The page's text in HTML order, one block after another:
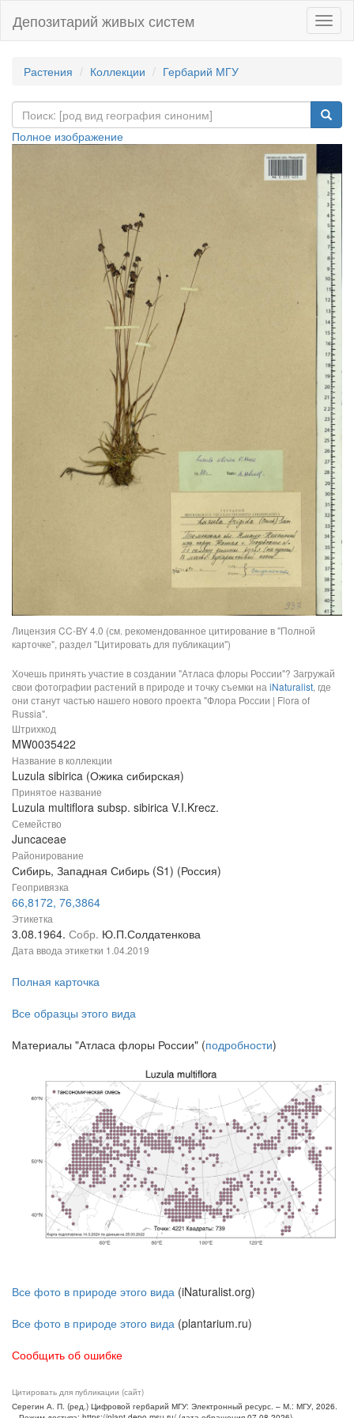
Депозитарий живых систем
Растения Коллекции Гербарий МГУ
Полное изображение
Лицензия CC-BY 4.0 (см. рекомендованное цитирование в "Полной
карточке", раздел "Цитировать для публикации")
Хочешь принять участие в создании "Атласа флоры России"? Загружай
свои фотографии растений в природе и точку съемки на iNaturalist, где
они станут частью нашего нового проекта "Флора России | Flora of
Russia".
Штрихкод
MW0035422
Название в коллекции
Luzula sibirica (Ожика сибирская)
Принятое название
Luzula multiflora subsp. sibirica V.I.Krecz.
Семейство
Juncaceae
Районирование
Сибирь, Западная Сибирь (S1) (Россия)
Геопривязка
66,8172, 76,3864
Этикетка
3.08.1964. Собр. Ю.П.Солдатенкова
Дата ввода этикетки 1.04.2019
Полная карточка
Все образцы этого вида
Материалы "Атласа флоры России" (подробности)
Все фото в природе этого вида (iNaturalist.org)
Все фото в природе этого вида (plantarium.ru)
Сообщить об ошибке
Цитировать для публикации (сайт)
Серегин А. П. (ред.) Цифровой гербарий МГУ: Электронный ресурс. – М.: МГУ, 2026.